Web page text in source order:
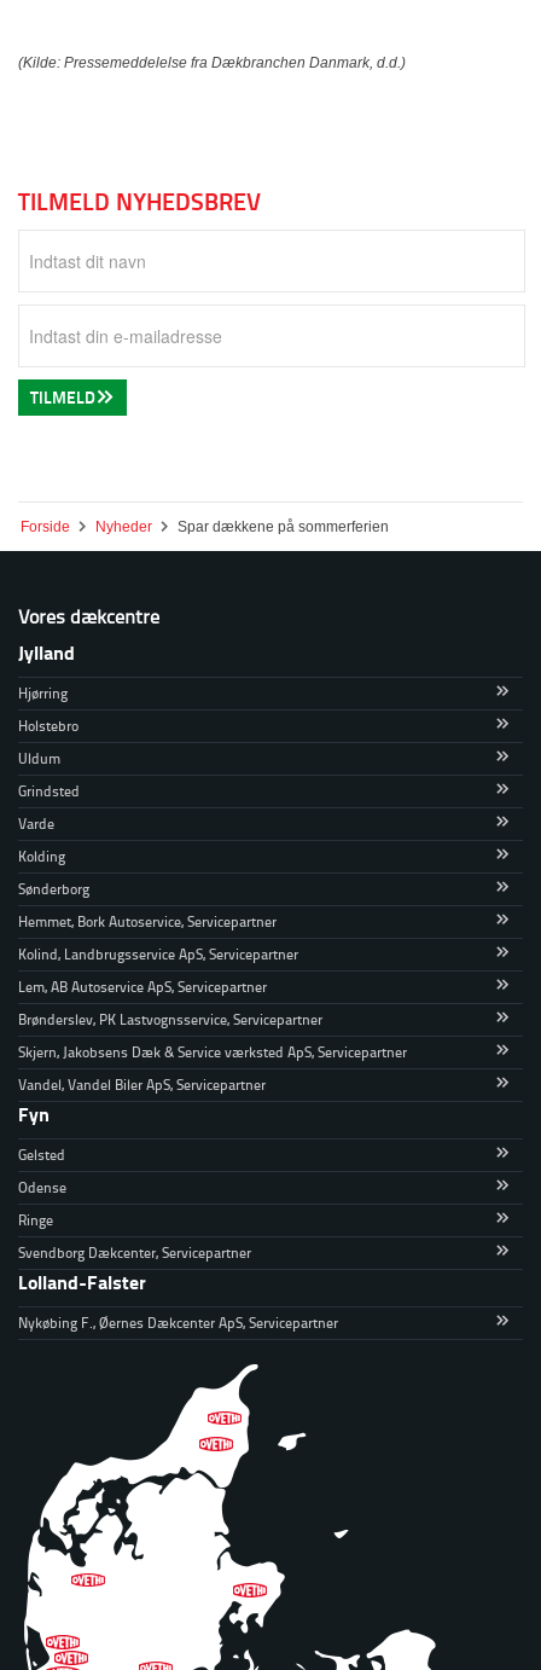
(Kilde: Pressemeddelelse fra Dækbranchen Danmark, d.d.)
TILMELD NYHEDSBREV
TILMELD
Forside Nyheder Spar dækkene på sommerferien
Vores dækcentre
Jylland
Hjørring
Holstebro
Uldum
Grindsted
Varde
Kolding
Sønderborg
Hemmet, Bork Autoservice, Servicepartner
Kolind, Landbrugsservice ApS, Servicepartner
Lem, AB Autoservice ApS, Servicepartner
Brønderslev, PK Lastvognsservice, Servicepartner
Skjern, Jakobsens Dæk & Service værksted ApS, Servicepartner
Vandel, Vandel Biler ApS, Servicepartner
Fyn
Gelsted
Odense
Ringe
Svendborg Dækcenter, Servicepartner
Lolland-Falster
Nykøbing F., Øernes Dækcenter ApS, Servicepartner